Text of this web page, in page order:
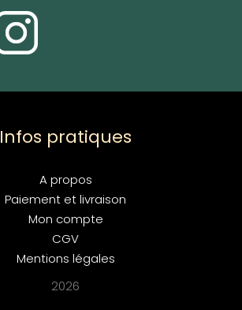
Infos pratiques
A propos
Paiement et livraison
Mon compte
CGV
Mentions légales
2026